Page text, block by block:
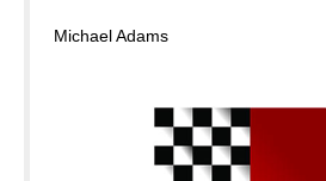
Michael Adams